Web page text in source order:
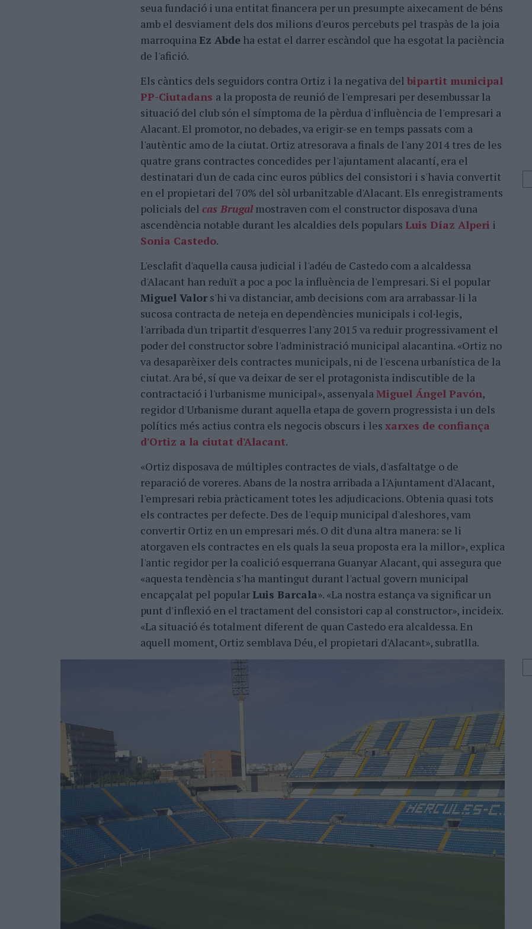
seua fundació i una entitat financera per un presumpte aixecament de béns
amb el desviament dels dos milions d'euros percebuts pel traspàs de la joia
marroquinaEz Abde ha estat el darrer escàndol que ha esgotat la paciència
de l'afició.
Els càntics dels seguidors contra Ortiz i la negativa del bipartit municipal
PP-Ciutadans a la proposta de reunió de l'empresari per desembussar la
situació del club són el símptoma de la pèrdua d'influència de l'empresari a
Alacant. El promotor, no debades, va erigir-se en temps passats com a
l'autèntic amo de la ciutat. Ortiz atresorava a finals de l'any 2014 tres de les
quatre grans contractes concedides per l'ajuntament alacantí, era el
destinatari d'un de cada cinc euros públics del consistori i s'havia convertit
en el propietari del 70% del sòl urbanitzable d'Alacant. Els enregistraments
policials del cas Brugalmostraven com el constructor disposava d'una
ascendència notable durant les alcaldies dels populars Luis Díaz Alperi i
Sonia Castedo.
L'esclafit d'aquella causa judicial i l'adéu de Castedo com a alcaldessa
d'Alacant han reduït a poc a poc la influència de l'empresari. Si el popular
Miguel Valor s'hi va distanciar, amb decisions com ara arrabassar-li la
sucosa contracta de neteja en dependències municipals i col·legis,
l'arribada d'un tripartit d'esquerres l'any 2015 va reduir progressivament el
poder del constructor sobre l'administració municipal alacantina. «Ortiz no
va desaparèixer dels contractes municipals, ni de l'escena urbanística de la
ciutat. Ara bé, sí que va deixar de ser el protagonista indiscutible de la
contractació i l'urbanisme municipal», assenyalaMiguel Ángel Pavón,
regidor d'Urbanisme durant aquella etapa de govern progressista i un dels
polítics més actius contra els negocis obscurs i les xarxes de confiança
d'Ortiz a la ciutat d'Alacant.
«Ortiz disposava de múltiples contractes de vials, d'asfaltatge o de
reparació de voreres. Abans de la nostra arribada a l'Ajuntament d'Alacant,
l'empresari rebia pràcticament totes les adjudicacions. Obtenia quasi tots
els contractes per defecte. Des de l'equip municipal d'aleshores, vam
convertir Ortiz en un empresari més. O dit d'una altra manera: se li
atorgaven els contractes en els quals la seua proposta era la millor», explica
l'antic regidor per la coalició esquerrana Guanyar Alacant, qui assegura que
«aquesta tendència s'ha mantingut durant l'actual govern municipal
encapçalat pel popularLuis Barcala». «La nostra estança va significar un
punt d'inflexió en el tractament del consistori cap al constructor», incideix.
«La situació és totalment diferent de quan Castedo era alcaldessa. En
aquell moment, Ortiz semblava Déu, el propietari d'Alacant», subratlla.